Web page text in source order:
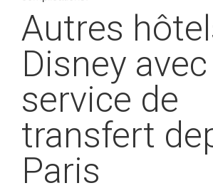
Autres
Disney avec
service de
transfert
Paris